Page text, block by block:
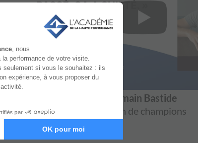
Romain Bastide
Coach de champions